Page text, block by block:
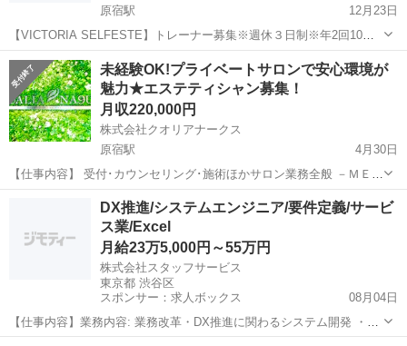
原宿駅
12月23日
【VICTORIA SELFESTE】トレーナー募集※週休３日制※年2回10連
休 仕事内容及びアピールポイント： 駅近１分！雑誌やSNSで今話題の
セルフエステスタジオ。 スタッフはマシン使い放題なので、お仕事し
なが...
東京 渋谷区 原宿駅 エステティシャン 週休3日制
未経験OK!プライベートサロンで安心環境が
魅力★エステティシャン募集！
月収220,000円
株式会社クオリアナークス
原宿駅
4月30日
【仕事内容】 受付･カウンセリング･施術ほかサロン業務全般 －ＭＥＮ
Ｕ－ ◆脱毛 ◆フェイシャル ◆バスト ◆ブライダル ◆ボディトリート
メント ◆ヒップトリートメント 【応募資格】 ◆エステティ...
原宿駅
DX推進/システムエンジニア/要件定義/サービ
ス業/Excel
月給23万5,000円～55万円
株式会社スタッフサービス
東京都 渋谷区
スポンサー：求人ボックス
08月04日
【仕事内容】業務内容: 業務改革・DX推進に関わるシステム開発 ・業
務内容整理、課題検討、企画立案 ・会員システム、管理会計システム